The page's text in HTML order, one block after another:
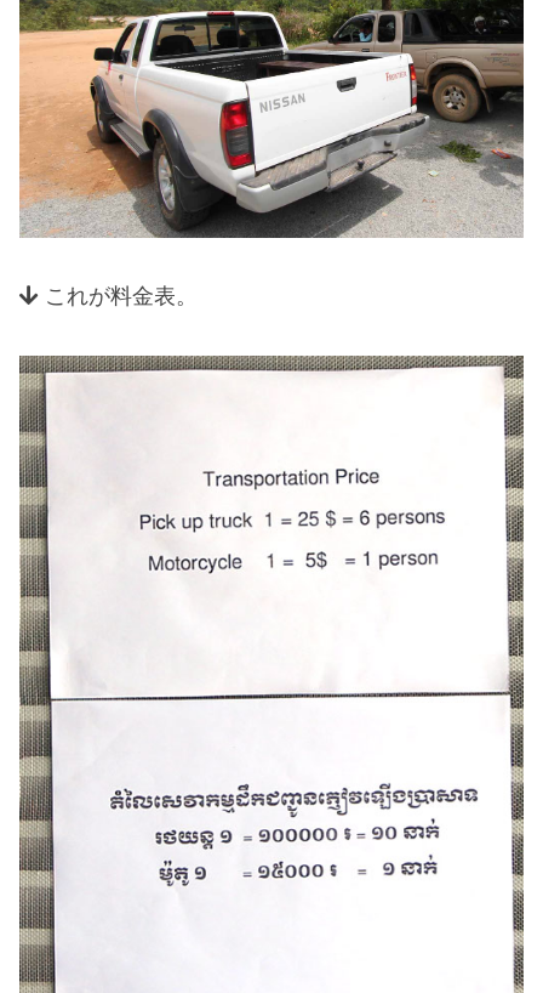
これが料金表。